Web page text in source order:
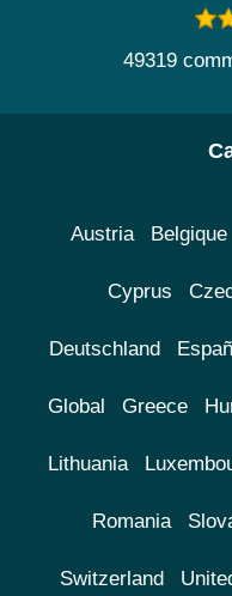
49319
Austria Belgique
Cyprus
Deutschland
Global Greece
Lithuania
Romania
Switzerland